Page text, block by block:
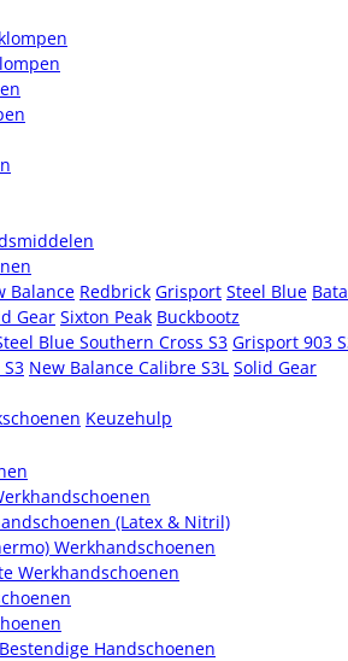
Balance Redbrick Grisport Steel Blue Bata
Gear Sixton Peak Buckbootz
Blue Southern Cross S3 Grisport 903
New Balance Calibre S3L Solid Gear
Keuzehulp
(Latex & Nitril)
Werkhandschoenen
Werkhandschoenen
Handschoenen